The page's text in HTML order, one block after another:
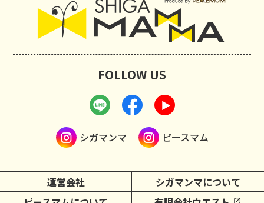
運営会社
シガマンマについて
FOLLOW US
シガマンマ ピースマム